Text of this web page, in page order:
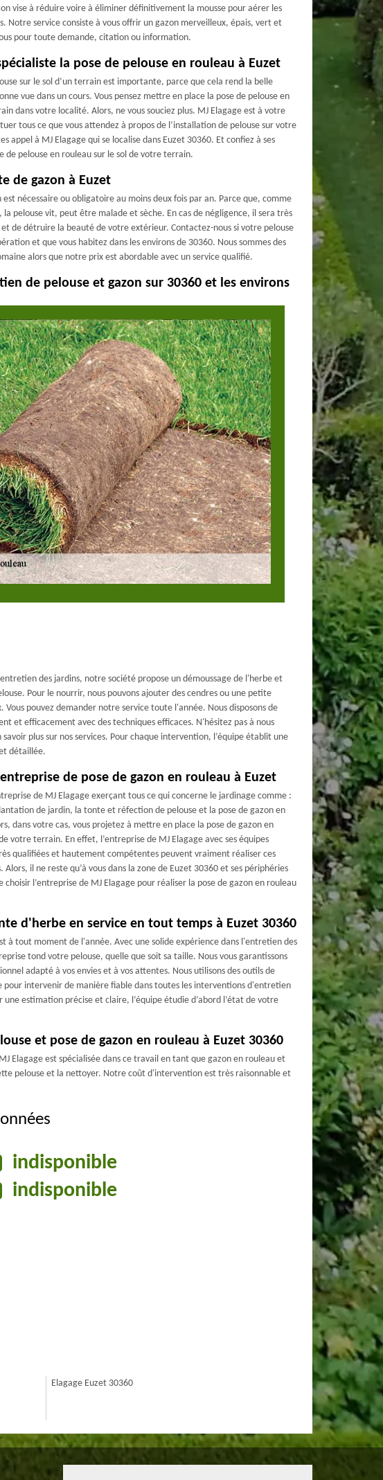
vise à réduire voire à éliminer définitivement la mousse pour aérer les
Notre service consiste à vous offrir un gazon merveilleux, épais, vert et
pour toute demande, citation ou information.
la pose de pelouse en rouleau à Euzet
sur le sol d’un terrain est importante, parce que cela rend la belle
vue dans un cours. Vous pensez mettre en place la pose de pelouse en
dans votre localité. Alors, ne vous souciez plus. MJ Elagage est à votre
tous ce que vous attendez à propos de l’installation de pelouse sur votre
appel à MJ Elagage qui se localise dans Euzet 30360. Et confiez à ses
de pelouse en rouleau sur le sol de votre terrain.
de gazon à Euzet
est nécessaire ou obligatoire au moins deux fois par an. Parce que, comme
la pelouse vit, peut être malade et sèche. En cas de négligence, il sera très
de détruire la beauté de votre extérieur. Contactez-nous si votre pelouse
et que vous habitez dans les environs de 30360. Nous sommes des
alors que notre prix est abordable avec un service qualifié.
de pelouse et gazon sur 30360 et les environs
des jardins, notre société propose un démoussage de l'herbe et
Pour le nourrir, nous pouvons ajouter des cendres ou une petite
Vous pouvez demander notre service toute l'année. Nous disposons de
et efficacement avec des techniques efficaces. N'hésitez pas à nous
plus sur nos services. Pour chaque intervention, l’équipe établit une
détaillée.
de pose de gazon en rouleau à Euzet
de MJ Elagage exerçant tous ce qui concerne le jardinage comme :
de jardin, la tonte et réfection de pelouse et la pose de gazon en
dans votre cas, vous projetez à mettre en place la pose de gazon en
votre terrain. En effet, l’entreprise de MJ Elagage avec ses équipes
qualifiées et hautement compétentes peuvent vraiment réaliser ces
Alors, il ne reste qu’à vous dans la zone de Euzet 30360 et ses périphéries
l’entreprise de MJ Elagage pour réaliser la pose de gazon en rouleau
d'herbe en service en tout temps à Euzet 30360
à tout moment de l'année. Avec une solide expérience dans l'entretien des
tond votre pelouse, quelle que soit sa taille. Nous vous garantissons
adapté à vos envies et à vos attentes. Nous utilisons des outils de
pour intervenir de manière fiable dans toutes les interventions d'entretien
une estimation précise et claire, l’équipe étudie d’abord l’état de votre
et pose de gazon en rouleau à Euzet 30360
Elagage est spécialisée dans ce travail en tant que gazon en rouleau et
pelouse et la nettoyer. Notre coût d'intervention est très raisonnable et
indisponible
indisponible
Elagage Euzet 30360